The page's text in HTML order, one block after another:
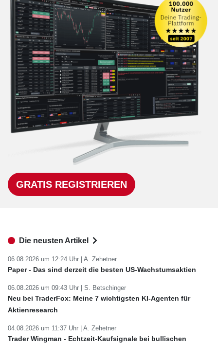
GRATIS REGISTRIEREN
Die neusten Artikel
06.08.2026 um 12:24 Uhr | A. Zehetner
Paper - Das sind derzeit die besten US-Wachstumsaktien
06.08.2026 um 09:43 Uhr | S. Betschinger
Neu bei TraderFox: Meine 7 wichtigsten KI-Agenten für
Aktienresearch
04.08.2026 um 11:37 Uhr | A. Zehetner
Trader Wingman - Echtzeit-Kaufsignale bei bullischen